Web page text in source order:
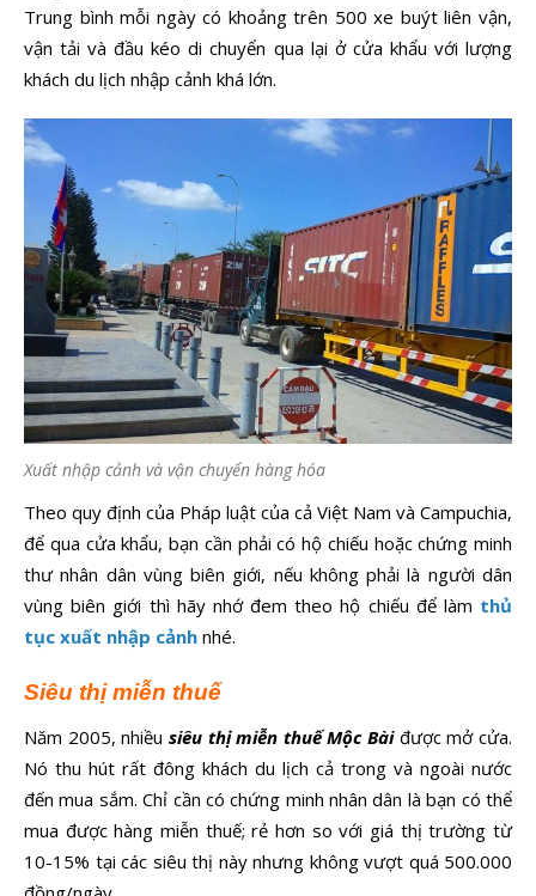
Trung bình mỗi ngày có khoảng trên 500 xe buýt liên vận,
vận tải và đầu kéo di chuyển qua lại ở cửa khẩu với lượng
khách du lịch nhập cảnh khá lớn.
Xuất nhập cảnh và vận chuyển hàng hóa
Theo quy định của Pháp luật của cả Việt Nam và Campuchia,
để qua cửa khẩu, bạn cần phải có hộ chiếu hoặc chứng minh
thư nhân dân vùng biên giới, nếu không phải là người dân
vùng biên giới thì hãy nhớ đem theo hộ chiếu để làm thủ
tục xuất nhập cảnh nhé.
Siêu thị miễn thuế
Năm 2005, nhiều siêu thị miễn thuế Mộc Bài được mở cửa.
Nó thu hút rất đông khách du lịch cả trong và ngoài nước
đến mua sắm. Chỉ cần có chứng minh nhân dân là bạn có thể
mua được hàng miễn thuế; rẻ hơn so với giá thị trường từ
10-15% tại các siêu thị này nhưng không vượt quá 500.000